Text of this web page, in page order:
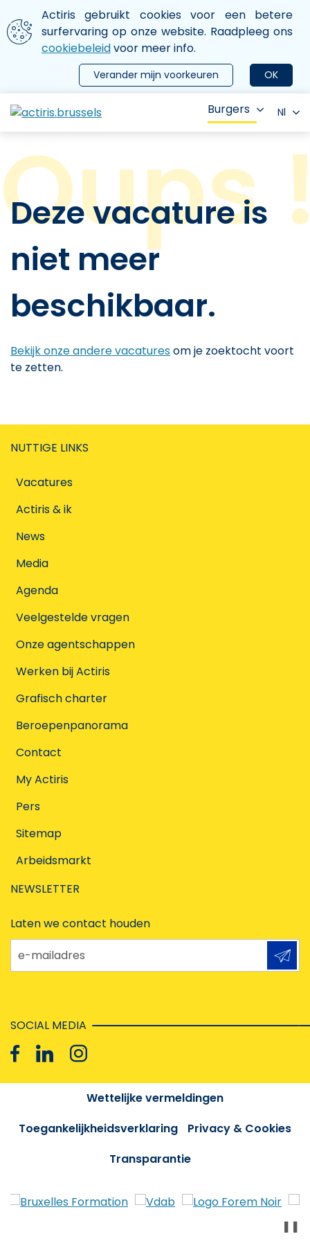
Aller au contenu principal
We gebruiken cookies
Actiris gebruikt cookies voor een betere
surfervaring op onze website. Raadpleeg ons
cookiebeleidvoor meer info.
OK
Verander mijn voorkeuren
le menu
Burgers Nl
Deze vacature is
niet meer
beschikbaar.
Bekijk onze andere vacaturesom je zoektocht voort
te zetten.
NUTTIGE LINKS
Vacatures
Actiris & ik
News
Media
Agenda
Veelgestelde vragen
Onze agentschappen
Werken bij Actiris
Grafisch charter
Beroepenpanorama
Contact
My Actiris
Pers
Sitemap
Arbeidsmarkt
NEWSLETTER
Laten we contact houden
e-mailadres
SOCIAL MEDIA
Wettelijke vermeldingen
Toegankelijkheidsverklaring
Privacy & Cookies
Transparantie
❚❚